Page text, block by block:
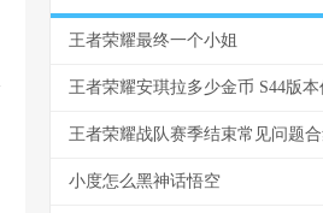
王者荣耀最终一个小姐
王者荣耀安琪拉多少金币 S44版
小度怎么黑神话悟空